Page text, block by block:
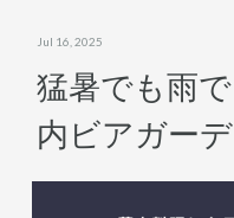
猛暑でも雨
内ビアガー
Jul 16, 2025